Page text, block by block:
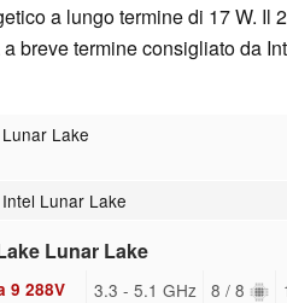
a lungo termine di 17 W. Il
breve termine consigliato da
Lunar Lake
Intel Lunar Lake
Lunar Lake
9 288V 3.3 - 5.1 GHz 8 / 8